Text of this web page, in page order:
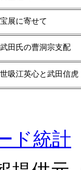
展に寄せて
田氏の曹洞宗支配
吸江英心と武田信虎
ド統計